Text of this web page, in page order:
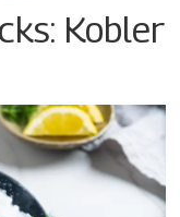
Kobler